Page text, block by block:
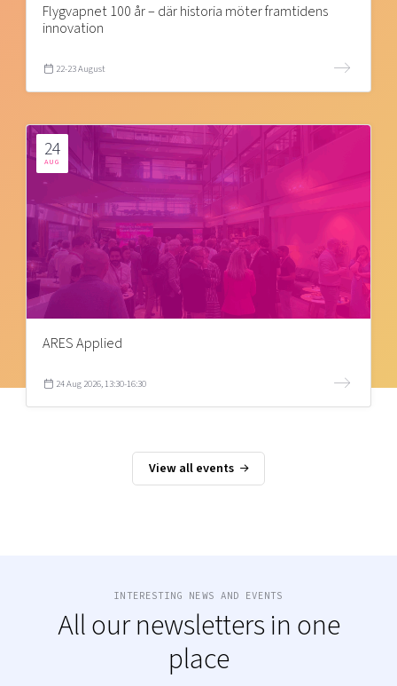
Flygvapnet 100 år – där historia möter framtidens
innovation
22-23 August
24
AUG
ARES Applied
24 Aug 2026, 13:30-16:30
View all events
INTERESTING NEWS AND EVENTS
All our newsletters in one
place